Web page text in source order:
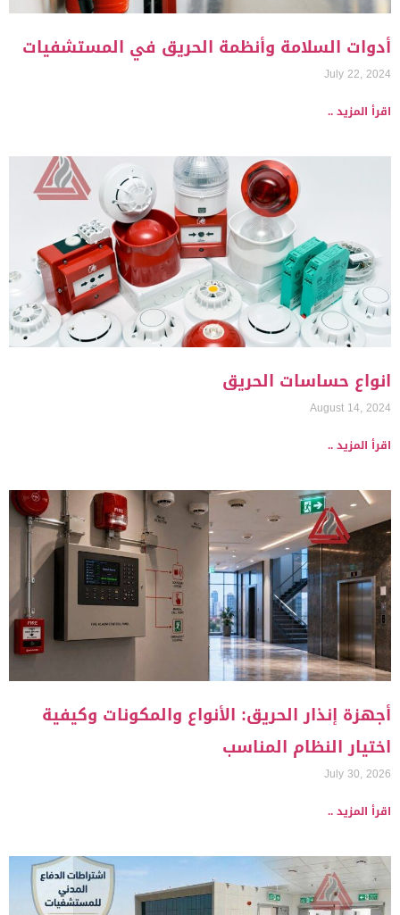
أدوات السلامة وأنظمة الحريق في المستشفيات
July 22, 2024
اقرأ المزيد ..
انواع حساسات الحريق
August 14, 2024
اقرأ المزيد ..
أجهزة إنذار الحريق: الأنواع والمكونات وكيفية
اختيار النظام المناسب
July 30, 2026
اقرأ المزيد ..